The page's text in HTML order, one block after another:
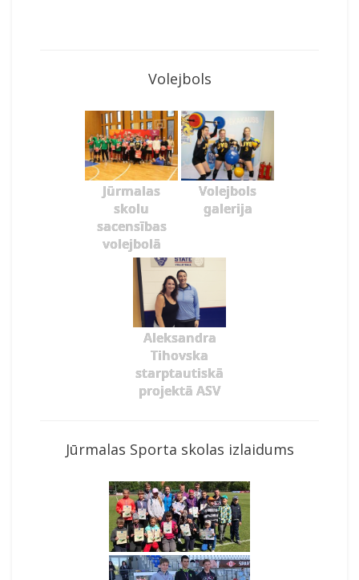
Volejbols
Jūrmalas
skolu
sacensības
volejbolā
Volejbols
galerija
Aleksandra
Tihovska
starptautiskā
projektā ASV
Jūrmalas Sporta skolas izlaidums